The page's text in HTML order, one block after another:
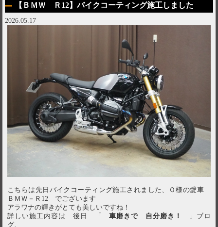
【ＢＭＷ Ｒ12】バイクコーティング施工しました
2026.05.17
こちらは先日バイクコーティング施工されました、Ｏ様の愛車
ＢＭＷ－Ｒ12 でございます
アラワナの輝きがとても美しいですね！
詳しい施工内容は 後日 「車磨きで 自分磨き！
」ブロ
グ、